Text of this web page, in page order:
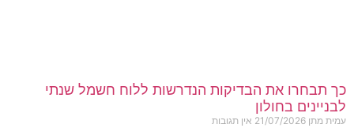
כך תבחרו את הבדיקות הנדרשות ללוח חשמל שנתי
לבניינים בחולון
עמית מתן 21/07/2026 אין תגובות